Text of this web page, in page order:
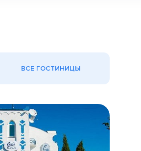
ВСЕ ГОСТИНИЦЫ